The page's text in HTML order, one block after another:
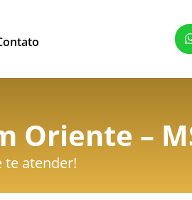
Oriente –
atender!